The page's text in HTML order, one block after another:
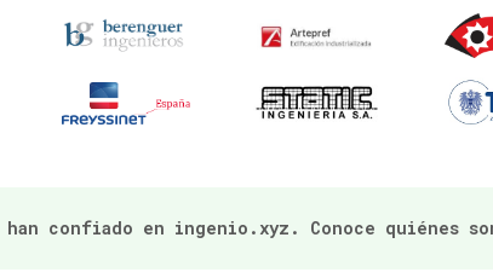
han confiado en ingenio.xyz. Conoce quiénes